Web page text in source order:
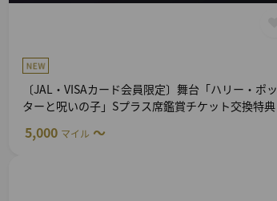
〔JAL・VISAカード会員限定〕舞台「ハリー・ポッ
ターと呪いの子」Sプラス席鑑賞チケット交換特典
5,000 マイル ～